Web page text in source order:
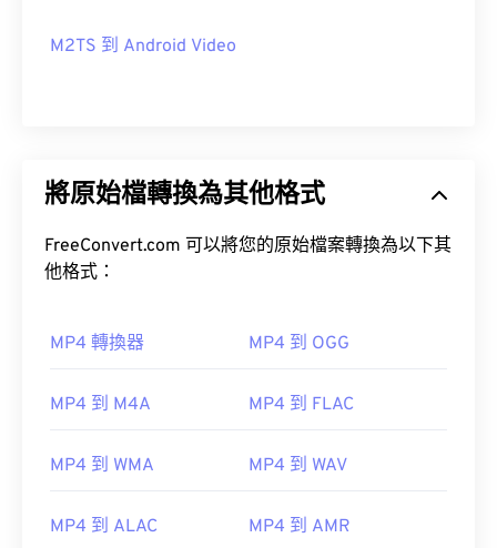
M2TS 到 Android Video
將原始檔轉換為其他格式
FreeConvert.com 可以將您的原始檔案轉換為以下其
他格式：
MP4 轉換器 MP4 到 OGG
MP4 到 M4A MP4 到 FLAC
MP4 到 WMA MP4 到 WAV
MP4 到 ALAC MP4 到 AMR